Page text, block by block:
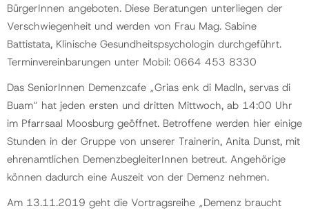
BürgerInnen angeboten. Diese Beratungen unterliegen der
Verschwiegenheit und werden von Frau Mag. Sabine
Battistata, Klinische Gesundheitspsychologin durchgeführt.
Terminvereinbarungen unter Mobil: 0664 453 8330
Das SeniorInnen Demenzcafe „Grias enk di Madln, servas di
Buam“ hat jeden ersten und dritten Mittwoch, ab 14:00 Uhr
im Pfarrsaal Moosburg geöffnet. Betroffene werden hier einige
Stunden in der Gruppe von unserer Trainerin, Anita Dunst, mit
ehrenamtlichen DemenzbegleiterInnen betreut. Angehörige
können dadurch eine Auszeit von der Demenz nehmen.
Am 13.11.2019 geht die Vortragsreihe „Demenz braucht